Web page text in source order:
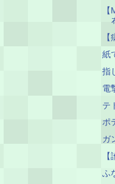
紙
指
電
テ
ポ
ガ
ふ